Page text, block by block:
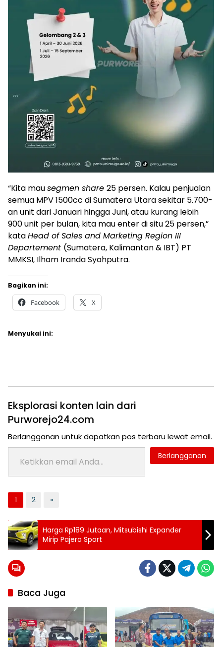
“Kita mausegmen share 25 persen. Kalau penjualan
semua MPV 1500cc di Sumatera Utara sekitar 5.700-
an unit dari Januari hingga Juni, atau kurang lebih
900 unit per bulan, kita mau enter di situ 25 persen,”
kataHead of Sales and Marketing Region III
Departement (Sumatera, Kalimantan & IBT) PT
MMKSI, Ilham Iranda Syahputra.
Bagikan ini:
Facebook X
Menyukai ini:
Eksplorasi konten lain dari
Purworejo24.com
Berlangganan untuk dapatkan pos terbaru lewat email.
Ketikkan email Anda...
Berlangganan
1 2 »
Tag:
Mobil
Topik:
Range
Harga Rp189 Jutaan, Mitsubishi Expander
Mirip Pajero Sport
Baca Juga